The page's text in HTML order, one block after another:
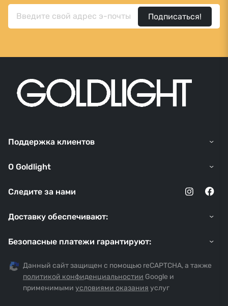
Подписаться!
Поддержка клиентов
O Goldlight
Следите за нами
Доставку обеспечивают:
Безопасные платежи гарантируют:
Данный сайт защищен с помощью reCAPTCHA, а также
политикой конфиденциальностии Google и
применимыми условиями оказания услуг